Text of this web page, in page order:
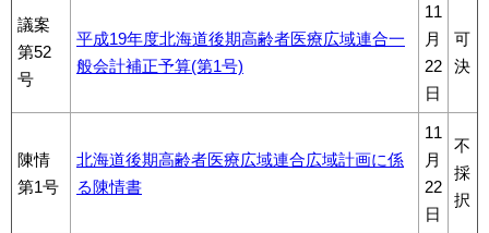
議案
第52
号
平成19年度北海道後期高齢者医療広域連合一
般会計補正予算(第1号)
11
月
22
日
可
決
陳情
第1号
北海道後期高齢者医療広域連合広域計画に係
る陳情書
11
月
22
日
不
採
択